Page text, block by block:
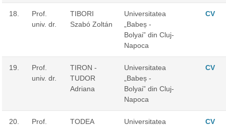
18.
Prof.
univ. dr.
TIBORI
Szabó Zoltán
Universitatea
„Babeș -
Bolyai” din Cluj-
Napoca
CV
19.
Prof.
univ. dr.
TIRON -
TUDOR
Adriana
Universitatea
„Babeș -
Bolyai” din Cluj-
Napoca
CV
20.
Prof.
TODEA
Universitatea
CV